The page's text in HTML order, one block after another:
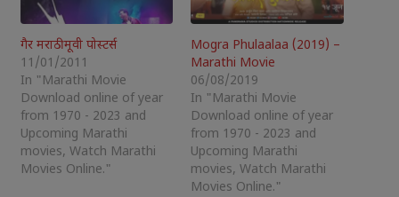
गैर मराठी मूवी पोस्टर्स
11/01/2011
In "Marathi Movie
Download online of year
from 1970 - 2023 and
Upcoming Marathi
movies, Watch Marathi
Movies Online."
Mogra Phulaalaa (2019) –
Marathi Movie
06/08/2019
In "Marathi Movie
Download online of year
from 1970 - 2023 and
Upcoming Marathi
movies, Watch Marathi
Movies Online."